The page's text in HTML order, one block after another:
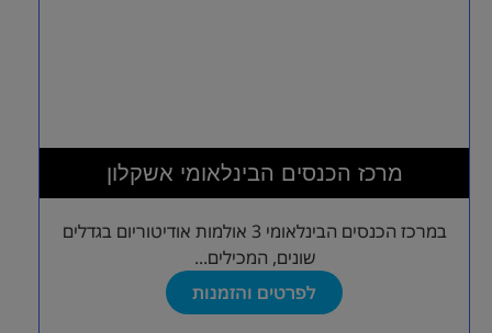
מרכז הכנסים הבינלאומי אשקלון
במרכז הכנסים הבינלאומי 3 אולמות אודיטוריום בגדלים
שונים, המכילים...
לפרטים והזמנות